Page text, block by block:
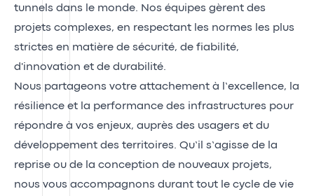
tunnels dans le monde. Nos équipes gèrent des
projets complexes, en respectant les normes les plus
strictes en matière de sécurité, de fiabilité,
d'innovation et de durabilité.
Nous partageons votre attachement à l’excellence, la
résilience et la performance des infrastructures pour
répondre à vos enjeux, auprès des usagers et du
développement des territoires. Qu’il s’agisse de la
reprise ou de la conception de nouveaux projets,
nous vous accompagnons durant tout le cycle de vie